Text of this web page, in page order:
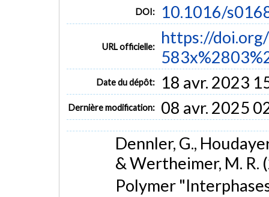
DOI: 10.1016/
URL officielle:
https://
Date du dépôt: 18 avr. 2023
Dernière modification: 08 avr. 2025
Dennler, G.,
& Wertheimer, M. R.
Polymer